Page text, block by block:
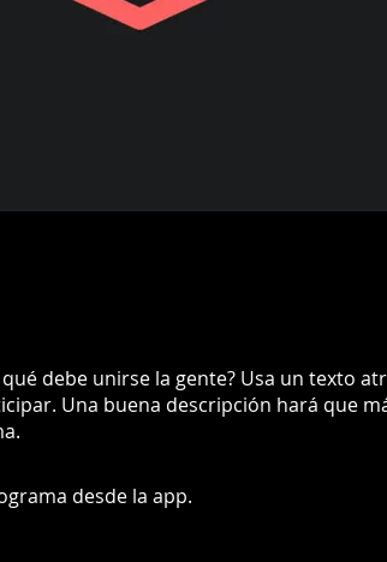
debe unirse la gente? Usa un texto
Una buena descripción hará que
desde la app.